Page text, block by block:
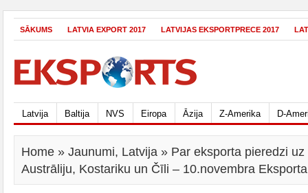
SĀKUMS LATVIA EXPORT 2017 LATVIJAS EKSPORTPRECE 2017
Latvija Baltija NVS Eiropa Āzija Z-Amerika D-
Home » Jaunumi, Latvija » Par eksporta pieredzi
Austrāliju, Kostariku un Čīli – 10.novembra